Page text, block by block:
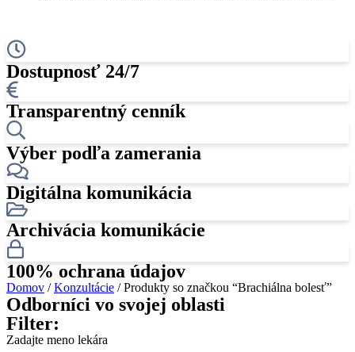
Dostupnosť 24/7
Transparentný cenník
Výber podľa zamerania
Digitálna komunikácia
Archivácia komunikácie
100% ochrana údajov
Domov /Konzultácie / Produkty so značkou “Brachiálna bolesť”
Odborníci vo svojej oblasti
Filter:
Zadajte meno lekára